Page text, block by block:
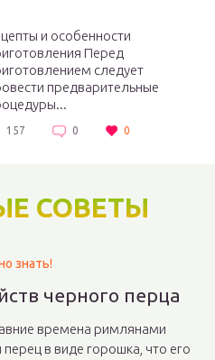
и особенности
Перед
следует
предварительные
157 0 0
СОВЕТЫ
знать!
черного перца
времена римлянами
в виде горошка, что его